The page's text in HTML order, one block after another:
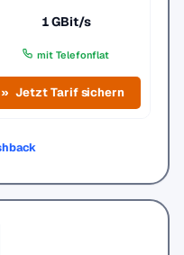
1 GBit/s
mit Telefonflat
Jetzt Tarif sichern